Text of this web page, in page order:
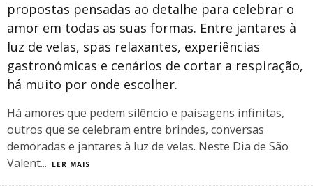
propostas pensadas ao detalhe para celebrar o
amor em todas as suas formas. Entre jantares à
luz de velas, spas relaxantes, experiências
gastronómicas e cenários de cortar a respiração,
há muito por onde escolher.
Há amores que pedem silêncio e paisagens infinitas,
outros que se celebram entre brindes, conversas
demoradas e jantares à luz de velas. Neste Dia de São
Valent... LER MAIS